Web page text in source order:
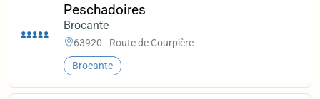
Peschadoires
Brocante
63920 - Route de Courpière
Brocante